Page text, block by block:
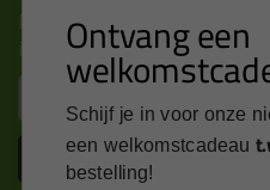
Nieuws, tips en exclusieve
inbox Ontvang een
Schijf je in voor onze
een welkomstcadeau
bestelling!